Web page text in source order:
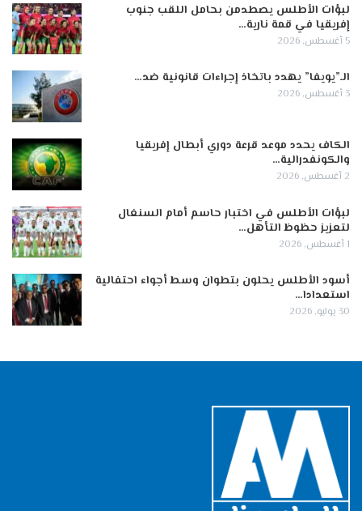
لبؤات الأطلس يصطدمن بحامل اللقب جنوب
إفريقيا في قمة نارية…
5 أغسطس, 2026
الـ”يويفا” يهدد باتخاذ إجراءات قانونية ضد…
3 أغسطس, 2026
الكاف يحدد موعد قرعة دوري أبطال إفريقيا
والكونفدرالية…
2 أغسطس, 2026
لبؤات الأطلس في اختبار حاسم أمام السنغال
لتعزيز حظوظ التأهل…
1 أغسطس, 2026
أسود الأطلس يحلون بتطوان وسط أجواء احتفالية
استعدادا…
30 يوليو, 2026